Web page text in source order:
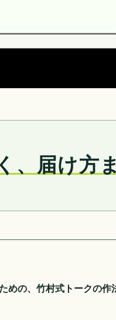
、届け方
めの、竹村式トークの作